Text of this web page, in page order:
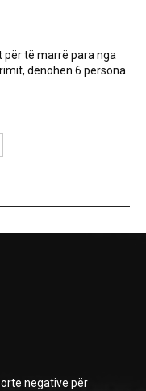
për të marrë para nga
dënohen 6 persona
negative për